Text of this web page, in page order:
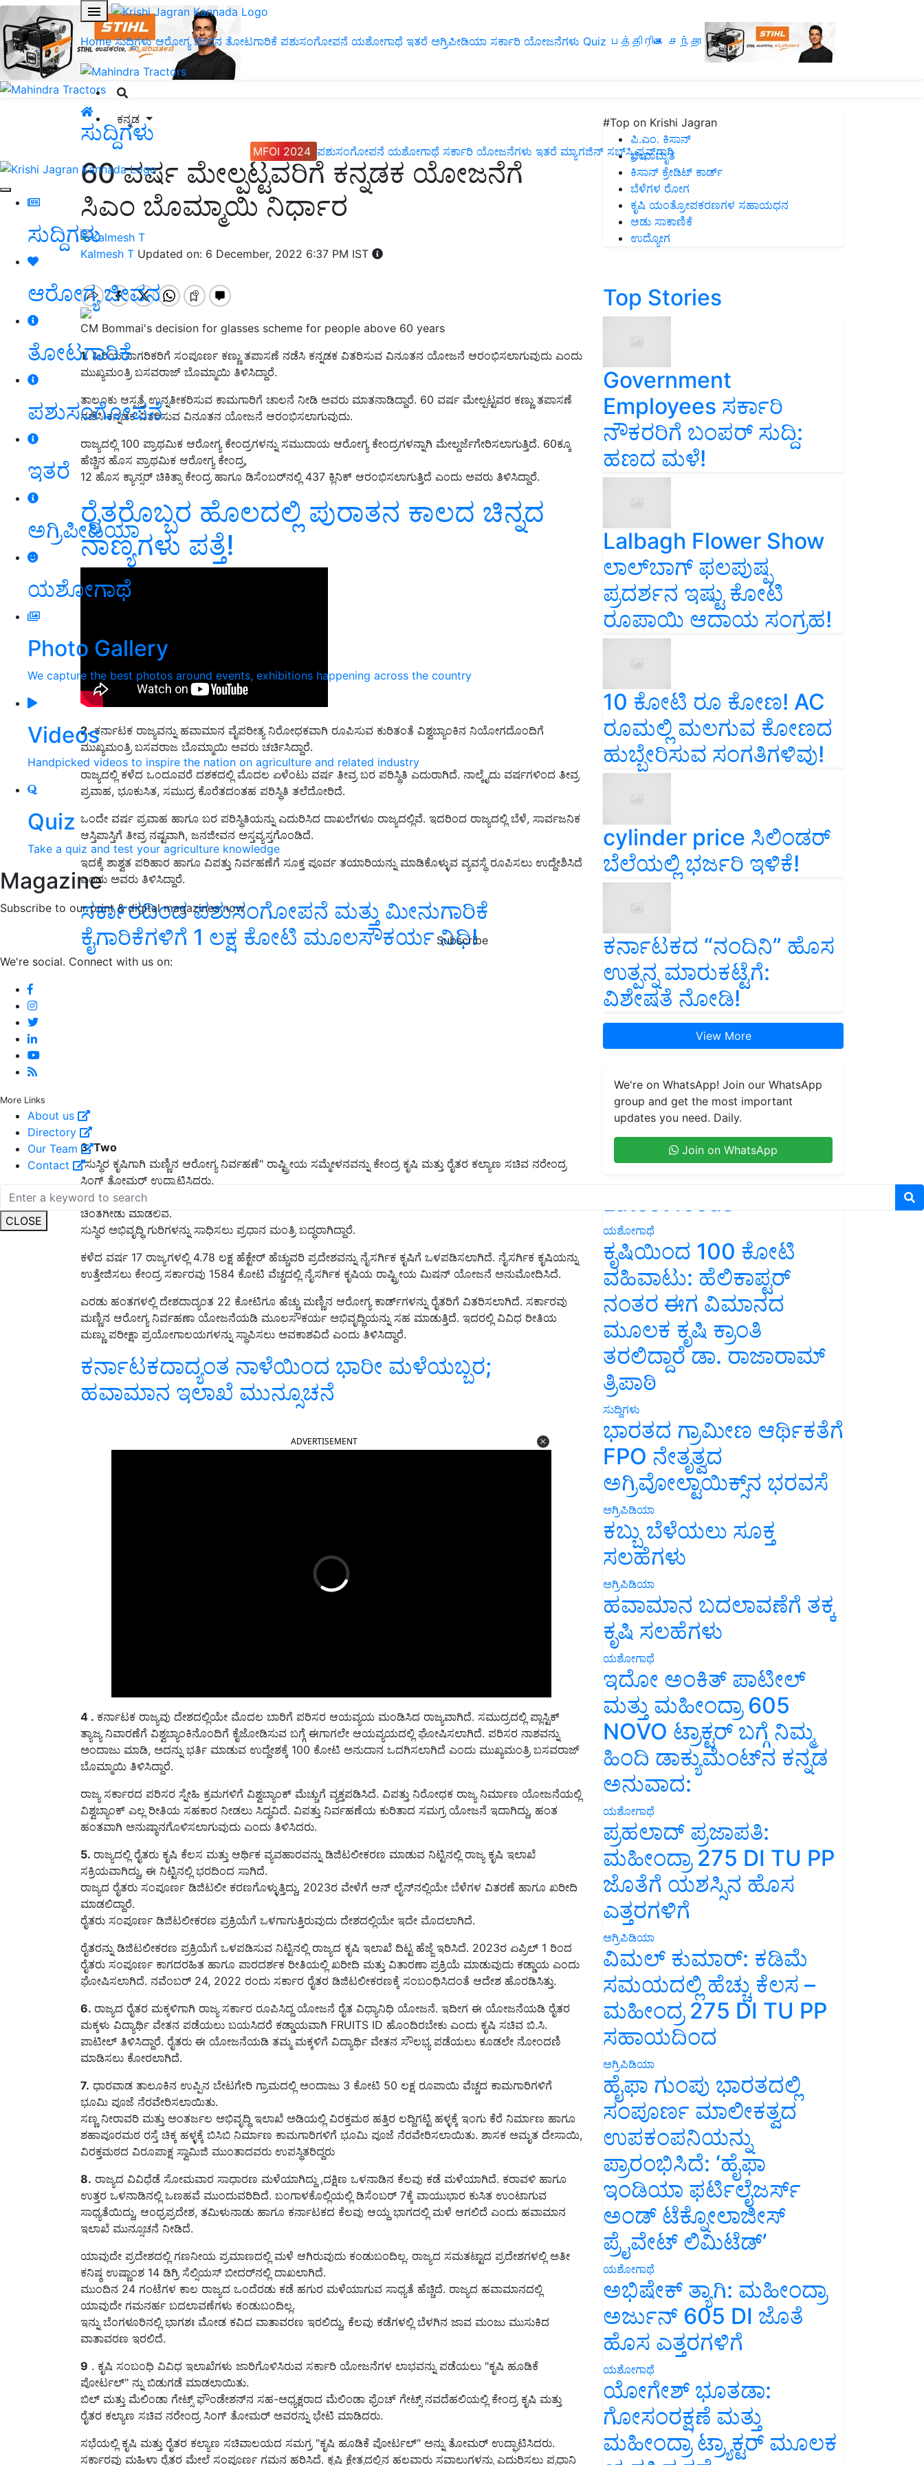
Home ಸುದ್ದಿಗಳು ಆರೋಗ್ಯ ಜೀವನ ತೋಟಗಾರಿಕೆ ಪಶುಸಂಗೋಪನೆ ಯಶೋಗಾಥೆ ಇತರೆ ಅಗ್ರಿಪೀಡಿಯಾ ಸರ್ಕಾರಿ ಯೋಜನೆಗಳು Quiz பத்திரிகை சந்தா
ಕನ್ನಡ
MFOI 2024 ಪಶುಸಂಗೋಪನೆ ಯಶೋಗಾಥೆ ಸರ್ಕಾರಿ ಯೋಜನೆಗಳು ಇತರೆ ಮ್ಯಾಗಜಿನ್‌ ಸಬ್‌ಸ್ಕ್ರಿಪ್ಷನ್‌ಗಾಗಿ
ಸುದ್ದಿಗಳು
ಆರೋಗ್ಯ ಜೀವನ
ತೋಟಗಾರಿಕೆ
ಪಶುಸಂಗೋಪನೆ
ಇತರೆ
ಅಗ್ರಿಪೀಡಿಯಾ
ಯಶೋಗಾಥೆ
Photo Gallery
We capture the best photos around events, exhibitions happening across the country
Videos
Handpicked videos to inspire the nation on agriculture and related industry
Quiz
Take a quiz and test your agriculture knowledge
Magazine
Subscribe to our print & digital magazines now
Subscribe
We're social. Connect with us on:
More Links
About us
Directory
Our Team
Contact
CLOSE
ಸುದ್ದಿಗಳು
60 ವರ್ಷ ಮೇಲ್ಪಟ್ಟವರಿಗೆ ಕನ್ನಡಕ ಯೋಜನೆಗೆ
ಸಿಎಂ ಬೊಮ್ಮಾಯಿ ನಿರ್ಧಾರ
Kalmesh T Updated on: 6 December, 2022 6:37 PM IST
CM Bommai's decision for glasses scheme for people above 60 years
1. ಹಿರಿಯ ನಾಗರಿಕರಿಗೆ ಸಂಪೂರ್ಣ ಕಣ್ಣು ತಪಾಸಣೆ ನಡೆಸಿ ಕನ್ನಡಕ ವಿತರಿಸುವ ವಿನೂತನ ಯೋಜನೆ ಆರಂಭಿಸಲಾಗುವುದು ಎಂದು
ಮುಖ್ಯಮಂತ್ರಿ ಬಸವರಾಜ್‌ ಬೊಮ್ಮಾಯಿ ತಿಳಿಸಿದ್ದಾರೆ.
ತಾಲೂಕು ಆಸ್ಪತ್ರೆ ಉನ್ನತೀಕರಿಸುವ ಕಾಮಗಾರಿಗೆ ಚಾಲನೆ ನೀಡಿ ಅವರು ಮಾತನಾಡಿದ್ದಾರೆ. 60 ವರ್ಷ ಮೇಲ್ಪಟ್ಟವರ ಕಣ್ಣು ತಪಾಸಣೆ
ನಡೆಸಿ ಕನ್ನಡಕ ವಿತರಿಸುವ ವಿನೂತನ ಯೋಜನೆ ಆರಂಭಿಸಲಾಗುವುದು.
ರಾಜ್ಯದಲ್ಲಿ 100 ಪ್ರಾಥಮಿಕ ಆರೋಗ್ಯ ಕೇಂದ್ರಗಳನ್ನು ಸಮುದಾಯ ಆರೋಗ್ಯ ಕೇಂದ್ರಗಳನ್ನಾಗಿ ಮೇಲ್ದರ್ಜೆಗೇರಿಸಲಾಗುತ್ತಿದೆ. 60ಕ್ಕೂ
ಹೆಚ್ಚಿನ ಹೊಸ ಪ್ರಾಥಮಿಕ ಆರೋಗ್ಯ ಕೇಂದ್ರ,
12 ಹೊಸ ಕ್ಯಾನ್ಸರ್ ಚಿಕಿತ್ಸಾ ಕೇಂದ್ರ ಹಾಗೂ ಡಿಸೆಂಬರ್‌ನಲ್ಲಿ 437 ಕ್ಲಿನಿಕ್ ಆರಂಭಿಸಲಾಗುತ್ತಿದೆ ಎಂದು ಅವರು ತಿಳಿಸಿದ್ದಾರೆ.
ರೈತರೊಬ್ಬರ ಹೊಲದಲ್ಲಿ ಪುರಾತನ ಕಾಲದ ಚಿನ್ನದ
ನಾಣ್ಯಗಳು ಪತ್ತೆ!
2.ಕರ್ನಾಟಕ ರಾಜ್ಯವನ್ನು ಹವಾಮಾನ ವೈಪರೀತ್ಯ ನಿರೋಧಕವಾಗಿ ರೂಪಿಸುವ ಕುರಿತಂತೆ ವಿಶ್ವಬ್ಯಾಂಕಿನ ನಿಯೋಗದೊಂದಿಗೆ
ಮುಖ್ಯಮಂತ್ರಿ ಬಸವರಾಜ ಬೊಮ್ಮಾಯಿ ಅವರು ಚರ್ಚಿಸಿದ್ದಾರೆ.
ರಾಜ್ಯದಲ್ಲಿ ಕಳೆದ ಒಂದೂವರೆ ದಶಕದಲ್ಲಿ ಮೊದಲ ಏಳೆಂಟು ವರ್ಷ ತೀವ್ರ ಬರ ಪರಿಸ್ಥಿತಿ ಎದುರಾಗಿದೆ. ನಾಲ್ಕೈದು ವರ್ಷಗಳಿಂದ ತೀವ್ರ
ಪ್ರವಾಹ, ಭೂಕುಸಿತ, ಸಮುದ್ರ ಕೊರೆತದಂತಹ ಪರಿಸ್ಥಿತಿ ತಲೆದೋರಿದೆ.
ಒಂದೇ ವರ್ಷ ಪ್ರವಾಹ ಹಾಗೂ ಬರ ಪರಿಸ್ಥಿತಿಯನ್ನು ಎದುರಿಸಿದ ದಾಖಲೆಗಳೂ ರಾಜ್ಯದಲ್ಲಿವೆ. ಇದರಿಂದ ರಾಜ್ಯದಲ್ಲಿ ಬೆಳೆ, ಸಾರ್ವಜನಿಕ
ಆಸ್ತಿಪಾಸ್ತಿಗೆ ತೀವ್ರ ನಷ್ಟವಾಗಿ, ಜನಜೀವನ ಅಸ್ತವ್ಯಸ್ತಗೊಂಡಿದೆ.
ಇದಕ್ಕೆ ಶಾಶ್ವತ ಪರಿಹಾರ ಹಾಗೂ ವಿಪತ್ತು ನಿರ್ವಹಣೆಗೆ ಸೂಕ್ತ ಪೂರ್ವ ತಯಾರಿಯನ್ನು ಮಾಡಿಕೊಳ್ಳುವ ವ್ಯವಸ್ಥೆ ರೂಪಿಸಲು ಉದ್ದೇಶಿಸಿದೆ
ಎಂದು ಅವರು ತಿಳಿಸಿದ್ದಾರೆ.
ಸರ್ಕಾರದಿಂದ ಪಶುಸಂಗೋಪನೆ ಮತ್ತು ಮೀನುಗಾರಿಕೆ
ಕೈಗಾರಿಕೆಗಳಿಗೆ 1 ಲಕ್ಷ ಕೋಟಿ ಮೂಲಸೌಕರ್ಯ ನಿಧಿ!
3. Two
"ಸುಸ್ಥಿರ ಕೃಷಿಗಾಗಿ ಮಣ್ಣಿನ ಆರೋಗ್ಯ ನಿರ್ವಹಣೆ" ರಾಷ್ಟ್ರೀಯ ಸಮ್ಮೇಳನವನ್ನು ಕೇಂದ್ರ ಕೃಷಿ ಮತ್ತು ರೈತರ ಕಲ್ಯಾಣ ಸಚಿವ ನರೇಂದ್ರ
ಸಿಂಗ್ ತೋಮರ್ ಉದ್ಘಾಟಿಸಿದರು.
"ರಾಸಾಯನಿಕ ಕೃಷಿ ಮತ್ತಿತರ ಕಾರಣಗಳಿಂದ ಮಣ್ಣಿನ ಫಲವತ್ತತೆ ಕುಸಿಯುತ್ತಿದೆ, ಈ ಪರಿಸ್ಥಿತಿಗಳು ದೇಶವನ್ನು ಮಾತ್ರವಲ್ಲದೆ ಜಗತ್ತನ್ನೂ
ಚಿಂತೆಗೀಡು ಮಾಡಲಿವೆ.
ಸುಸ್ಥಿರ ಅಭಿವೃದ್ಧಿ ಗುರಿಗಳನ್ನು ಸಾಧಿಸಲು ಪ್ರಧಾನ ಮಂತ್ರಿ ಬದ್ಧರಾಗಿದ್ದಾರೆ.
ಕಳೆದ ವರ್ಷ 17 ರಾಜ್ಯಗಳಲ್ಲಿ 4.78 ಲಕ್ಷ ಹೆಕ್ಟೇರ್ ಹೆಚ್ಚುವರಿ ಪ್ರದೇಶವನ್ನು ನೈಸರ್ಗಿಕ ಕೃಷಿಗೆ ಒಳಪಡಿಸಲಾಗಿದೆ. ನೈಸರ್ಗಿಕ ಕೃಷಿಯನ್ನು
ಉತ್ತೇಜಿಸಲು ಕೇಂದ್ರ ಸರ್ಕಾರವು 1584 ಕೋಟಿ ವೆಚ್ಚದಲ್ಲಿ ನೈಸರ್ಗಿಕ ಕೃಷಿಯ ರಾಷ್ಟ್ರೀಯ ಮಿಷನ್ ಯೋಜನೆ ಅನುಮೋದಿಸಿದೆ.
ಎರಡು ಹಂತಗಳಲ್ಲಿ ದೇಶದಾದ್ಯಂತ 22 ಕೋಟಿಗೂ ಹೆಚ್ಚು ಮಣ್ಣಿನ ಆರೋಗ್ಯ ಕಾರ್ಡ್‌ಗಳನ್ನು ರೈತರಿಗೆ ವಿತರಿಸಲಾಗಿದೆ. ಸರ್ಕಾರವು
ಮಣ್ಣಿನ ಆರೋಗ್ಯ ನಿರ್ವಹಣಾ ಯೋಜನೆಯಡಿ ಮೂಲಸೌಕರ್ಯ ಅಭಿವೃದ್ಧಿಯನ್ನು ಸಹ ಮಾಡುತ್ತಿದೆ. ಇದರಲ್ಲಿ ವಿವಿಧ ರೀತಿಯ
ಮಣ್ಣು ಪರೀಕ್ಷಾ ಪ್ರಯೋಗಾಲಯಗಳನ್ನು ಸ್ಥಾಪಿಸಲು ಅವಕಾಶವಿದೆ ಎಂದು ತಿಳಿಸಿದ್ದಾರೆ.
ಕರ್ನಾಟಕದಾದ್ಯಂತ ನಾಳೆಯಿಂದ ಭಾರೀ ಮಳೆಯಬ್ಬರ;
ಹವಾಮಾನ ಇಲಾಖೆ ಮುನ್ಸೂಚನೆ
ಕರ್ನಾಟಕ ರಾಜ್ಯವು ದೇಶದಲ್ಲಿಯೇ ಮೊದಲ ಬಾರಿಗೆ ಪರಿಸರ ಆಯವ್ಯಯ ಮಂಡಿಸಿದ ರಾಜ್ಯವಾಗಿದೆ. ಸಮುದ್ರದಲ್ಲಿ ಪ್ಲಾಸ್ಟಿಕ್
ತ್ಯಾಜ್ಯ ನಿವಾರಣೆಗೆ ವಿಶ್ವಬ್ಯಾಂಕಿನೊಂದಿಗೆ ಕೈಜೋಡಿಸುವ ಬಗ್ಗೆ ಈಗಾಗಲೇ ಆಯವ್ಯಯದಲ್ಲಿ ಘೋಷಿಸಲಾಗಿದೆ. ಪರಿಸರ ನಾಶವನ್ನು
ಅಂದಾಜು ಮಾಡಿ, ಅದನ್ನು ಭರ್ತಿ ಮಾಡುವ ಉದ್ದೇಶಕ್ಕೆ 100 ಕೋಟಿ ಅನುದಾನ ಒದಗಿಸಲಾಗಿದೆ ಎಂದು ಮುಖ್ಯಮಂತ್ರಿ ಬಸವರಾಜ್‌
ಬೊಮ್ಮಾಯಿ ತಿಳಿಸಿದ್ದಾರೆ.
ರಾಜ್ಯ ಸರ್ಕಾರದ ಪರಿಸರ ಸ್ನೇಹಿ ಕ್ರಮಗಳಿಗೆ ವಿಶ್ವಬ್ಯಾಂಕ್ ಮೆಚ್ಚುಗೆ ವ್ಯಕ್ತಪಡಿಸಿದೆ. ವಿಪತ್ತು ನಿರೋಧಕ ರಾಜ್ಯ ನಿರ್ಮಾಣ ಯೋಜನೆಯಲ್ಲಿ
ವಿಶ್ವಬ್ಯಾಂಕ್ ಎಲ್ಲ ರೀತಿಯ ಸಹಕಾರ ನೀಡಲು ಸಿದ್ಧವಿದೆ. ವಿಪತ್ತು ನಿರ್ವಹಣೆಯ ಕುರಿತಾದ ಸಮಗ್ರ ಯೋಜನೆ ಇದಾಗಿದ್ದು, ಹಂತ
ಹಂತವಾಗಿ ಅನುಷ್ಠಾನಗೊಳಿಸಲಾಗುವುದು ಎಂದು ತಿಳಿಸಿದರು.
ರಾಜ್ಯದಲ್ಲಿ ರೈತರು ಕೃಷಿ ಕೆಲಸ ಮತ್ತು ಆರ್ಥಿಕ ವ್ಯವಹಾರವನ್ನು ಡಿಜಿಟಲೀಕರಣ ಮಾಡುವ ನಿಟ್ಟಿನಲ್ಲಿ ರಾಜ್ಯ ಕೃಷಿ ಇಲಾಖೆ
ಸಕ್ರಿಯವಾಗಿದ್ದು, ಈ ನಿಟ್ಟಿನಲ್ಲಿ ಭರದಿಂದ ಸಾಗಿದೆ.
ರಾಜ್ಯದ ರೈತರು ಸಂಪೂರ್ಣ ಡಿಜಿಟಲೀ ಕರಣಗೊಳ್ಳುತ್ತಿದ್ದು, 2023ರ ವೇಳೆಗೆ ಆನ್‌ ಲೈನ್‌ನಲ್ಲಿಯೇ ಬೆಳೆಗಳ ವಿತರಣೆ ಹಾಗೂ ಖರೀದಿ
ಮಾಡಲಿದ್ದಾರೆ.
ರೈತರು ಸಂಪೂರ್ಣ ಡಿಜಿಟಲೀಕರಣ ಪ್ರಕ್ರಿಯೆಗೆ ಒಳಗಾಗುತ್ತಿರುವುದು ದೇಶದಲ್ಲಿಯೇ ಇದೇ ಮೊದಲಾಗಿದೆ.
ರೈತರನ್ನು ಡಿಜಿಟಲೀಕರಣ ಪ್ರಕ್ರಿಯೆಗೆ ಒಳಪಡಿಸುವ ನಿಟ್ಟಿನಲ್ಲಿ ರಾಜ್ಯದ ಕೃಷಿ ಇಲಾಖೆ ದಿಟ್ಟ ಹೆಜ್ಜೆ ಇರಿಸಿದೆ. 2023ರ ಏಪ್ರಿಲ್ 1 ರಿಂದ
ರೈತರು ಸಂಪೂರ್ಣ ಕಾಗದರಹಿತ ಹಾಗೂ ಪಾರದರ್ಶಕ ರೀತಿಯಲ್ಲಿ ಖರೀದಿ ಮತ್ತು ವಿತಾರಣಾ ಪ್ರಕ್ರಿಯೆ ಮಾಡುವುದು ಕಡ್ಡಾಯ ಎಂದು
ಘೋಷಿಸಲಾಗಿದೆ. ನವೆಂಬರ್ 24, 2022 ರಂದು ಸರ್ಕಾರ ರೈತರ ಡಿಜಿಟಲೀಕರಣಕ್ಕೆ ಸಂಬಂಧಿಸಿದಂತೆ ಆದೇಶ ಹೊರಡಿಸಿತ್ತು.
ರಾಜ್ಯದ ರೈತರ ಮಕ್ಕಳಿಗಾಗಿ ರಾಜ್ಯ ಸರ್ಕಾರ ರೂಪಿಸಿದ್ದ ಯೋಜನೆ ರೈತ ವಿಧ್ಯಾನಿಧಿ ಯೋಜನೆ. ಇದೀಗ ಈ ಯೋಜನೆಯಡಿ ರೈತರ
ಮಕ್ಕಳು ವಿದ್ಯಾರ್ಥಿ ವೇತನ ಪಡೆಯಲು ಬಯಸಿದರೆ ಕಡ್ಡಾಯವಾಗಿ FRUITS ID ಹೊಂದಿರಬೇಕು ಎಂದು ಕೃಷಿ ಸಚಿವ ಬಿ.ಸಿ.
ಪಾಟೀಲ್‌ ತಿಳಿಸಿದ್ದಾರೆ. ರೈತರು ಈ ಯೋಜನೆಯಡಿ ತಮ್ಮ ಮಕ್ಕಳಿಗೆ ವಿದ್ಯಾರ್ಥಿ ವೇತನ ಸೌಲಭ್ಯ ಪಡೆಯಲು ಕೂಡಲೇ ನೋಂದಣಿ
ಮಾಡಿಸಲು ಕೋರಲಾಗಿದೆ.
ಭೂಮಿ ಪೂಜೆ ನೆರವೇರಿಸಲಾಯಿತು.
ಸಣ್ಣ ನೀರಾವರಿ ಮತ್ತು ಅಂತರ್ಜಲ ಅಭಿವೃದ್ಧಿ ಇಲಾಖೆ ಅಡಿಯಲ್ಲಿ ವಿರಕ್ತಮಠ ಹತ್ತಿರ ಲದ್ದಿಗಟ್ಟಿ ಹಳ್ಳಕ್ಕೆ ಇಂಗು ಕೆರೆ ನಿರ್ಮಾಣ ಹಾಗೂ
ಶಹಾಪೂರಮಠ ರಸ್ತೆ ಚಿಕ್ಕ ಹಳ್ಳಕ್ಕೆ ಬಿಸಿಬಿ ನಿರ್ಮಾಣ ಕಾಮಗಾರಿಗಳಿಗೆ ಭೂಮಿ ಪೂಜೆ ನೆರವೇರಿಸಲಾಯಿತು. ಶಾಸಕ ಅಮೃತ ದೇಸಾಯಿ,
ವಿರಕ್ತಮಠದ ವಿರೂಪಾಕ್ಷ ಸ್ವಾಮಿಜಿ ಮುಂತಾದವರು ಉಪಸ್ಥಿತರಿದ್ದರು
ರಾಜ್ಯದ ವಿವಿಧೆಡೆ ಸೋಮವಾರ ಸಾಧಾರಣ ಮಳೆಯಾಗಿದ್ದು ,ದಕ್ಷಿಣ ಒಳನಾಡಿನ ಕೆಲವು ಕಡೆ ಮಳೆಯಾಗಿದೆ. ಕರಾವಳಿ ಹಾಗೂ
ಉತ್ತರ ಒಳನಾಡಿನಲ್ಲಿ ಒಣಹವೆ ಮುಂದುವರಿದಿದೆ. ಬಂಗಾಳಕೊಲ್ಲಿಯಲ್ಲಿ ಡಿಸೆಂಬರ್‌ 7ಕ್ಕೆ ವಾಯುಭಾರ ಕುಸಿತ ಉಂಟಾಗುವ
ಸಾಧ್ಯತೆಯಿದ್ದು, ಆಂಧ್ರಪ್ರದೇಶ, ತಮಿಳುನಾಡು ಹಾಗೂ ಕರ್ನಾಟಕದ ಕೆಲವು ಆಯ್ದ ಭಾಗದಲ್ಲಿ ಮಳೆ ಆಗಲಿದೆ ಎಂದು ಹವಾಮಾನ
ಇಲಾಖೆ ಮುನ್ಸೂಚನೆ ನೀಡಿದೆ.
ಯಾವುದೇ ಪ್ರದೇಶದಲ್ಲಿ ಗಣನೀಯ ಪ್ರಮಾಣದಲ್ಲಿ ಮಳೆ ಆಗಿರುವುದು ಕಂಡುಬಂದಿಲ್ಲ. ರಾಜ್ಯದ ಸಮತಟ್ಟಾದ ಪ್ರದೇಶಗಳಲ್ಲಿ ಅತೀ
ಕನಿಷ್ಠ ಉಷ್ಣಾಂಶ 14 ಡಿಗ್ರಿ ಸೆಲ್ಸಿಯಸ್‌ ಬೀದರ್‌ನಲ್ಲಿ ದಾಖಲಾಗಿದೆ.
ಮುಂದಿನ 24 ಗಂಟೆಗಳ ಕಾಲ ರಾಜ್ಯದ ಒಂದೆರಡು ಕಡೆ ಹಗುರ ಮಳೆಯಾಗುವ ಸಾಧ್ಯತೆ ಹೆಚ್ಚಿದೆ. ರಾಜ್ಯದ ಹವಾಮಾನದಲ್ಲಿ
ಯಾವುದೇ ಗಮನರ್ಹ ಬದಲಾವಣೆಗಳು ಕಂಡುಬಂದಿಲ್ಲ.
ಇನ್ನು ಬೆಂಗಳೂರಿನಲ್ಲಿ ಭಾಗಶಃ ಮೋಡ ಕವಿದ ವಾತಾವರಣ ಇರಲಿದ್ದು, ಕೆಲವು ಕಡೆಗಳಲ್ಲಿ ಬೆಳಗಿನ ಜಾವ ಮಂಜು ಮುಸುಕಿದ
ವಾತಾವರಣ ಇರಲಿದೆ.
ಪೋರ್ಟಲ್‌" ನ್ನು ಬಿಡುಗಡೆ ಮಾಡಲಾಯಿತು.
ಬಿಲ್ ಮತ್ತು ಮೆಲಿಂಡಾ ಗೇಟ್ಸ್ ಫೌಂಡೇಶನ್‌ನ ಸಹ-ಅಧ್ಯಕ್ಷರಾದ ಮೆಲಿಂಡಾ ಫ್ರೆಂಚ್ ಗೇಟ್ಸ್ ನವದೆಹಲಿಯಲ್ಲಿ ಕೇಂದ್ರ ಕೃಷಿ ಮತ್ತು
ರೈತರ ಕಲ್ಯಾಣ ಸಚಿವ ನರೇಂದ್ರ ಸಿಂಗ್ ತೋಮರ್ ಅವರನ್ನು ಭೇಟಿ ಮಾಡಿದರು.
ಸಭೆಯಲ್ಲಿ ಕೃಷಿ ಮತ್ತು ರೈತರ ಕಲ್ಯಾಣ ಸಚಿವಾಲಯದ ಸಮಗ್ರ "ಕೃಷಿ ಹೂಡಿಕೆ ಪೋರ್ಟಲ್" ಅನ್ನು ತೋಮರ್ ಉದ್ಘಾಟಿಸಿದರು.
ಸರ್ಕಾರವು ಮಹಿಳಾ ರೈತರ ಮೇಲೆ ಸಂಪೂರ್ಣ ಗಮನ ಹರಿಸಿದೆ. ಕೃಷಿ ಕ್ಷೇತ್ರದಲ್ಲಿನ ಹಲವಾರು ಸವಾಲುಗಳನ್ನು ಎದುರಿಸಲು ಪ್ರಧಾನಿ
ಮೋದಿಯವರ ನಿರ್ದೇಶನದ ಅಡಿಯಲ್ಲಿ
#Top on Krishi Jagran
ಪಿ.ಎಂ. ಕಿಸಾನ್
ಜೀವಾಮೃತ
ಕಿಸಾನ್ ಕ್ರೇಡಿಟ್ ಕಾರ್ಡ್
ಬೆಳೆಗಳ ರೋಗ
ಕೃಷಿ ಯಂತ್ರೋಪಕರಣಗಳ ಸಹಾಯಧನ
ಆಡು ಸಾಕಾಣಿಕೆ
ಉದ್ಯೋಗ
Top Stories
Government
Employees ಸರ್ಕಾರಿ
ನೌಕರರಿಗೆ ಬಂಪರ್‌ ಸುದ್ದಿ:
ಹಣದ ಮಳೆ!
Lalbagh Flower Show
ಲಾಲ್‌ಬಾಗ್ ಫಲಪುಷ್ಪ
ಪ್ರದರ್ಶನ ಇಷ್ಟು ಕೋಟಿ
ರೂಪಾಯಿ ಆದಾಯ ಸಂಗ್ರಹ!
10 ಕೋಟಿ ರೂ ಕೋಣ! AC
ರೂಮಲ್ಲಿ ಮಲಗುವ ಕೋಣದ
ಹುಬ್ಬೇರಿಸುವ ಸಂಗತಿಗಳಿವು!
cylinder price ಸಿಲಿಂಡರ್‌
ಬೆಲೆಯಲ್ಲಿ ಭರ್ಜರಿ ಇಳಿಕೆ!
ಕರ್ನಾಟಕದ “ನಂದಿನಿ” ಹೊಸ
ಉತ್ಪನ್ನ ಮಾರುಕಟ್ಟೆಗೆ:
ವಿಶೇಷತೆ ನೋಡಿ!
View More
We're on WhatsApp! Join our WhatsApp
group and get the most important
updates you need. Daily.
Join on WhatsApp
Latest feeds
ಯಶೋಗಾಥೆ
ಕೃಷಿಯಿಂದ 100 ಕೋಟಿ
ವಹಿವಾಟು: ಹೆಲಿಕಾಪ್ಟರ್
ನಂತರ ಈಗ ವಿಮಾನದ
ಮೂಲಕ ಕೃಷಿ ಕ್ರಾಂತಿ
ತರಲಿದ್ದಾರೆ ಡಾ. ರಾಜಾರಾಮ್
ತ್ರಿಪಾಠಿ
ಸುದ್ದಿಗಳು
ಭಾರತದ ಗ್ರಾಮೀಣ ಆರ್ಥಿಕತೆಗೆ
FPO ನೇತೃತ್ವದ
ಅಗ್ರಿವೋಲ್ಟಾಯಿಕ್ಸ್‌ನ ಭರವಸೆ
ಅಗ್ರಿಪಿಡಿಯಾ
ಕಬ್ಬು ಬೆಳೆಯಲು ಸೂಕ್ತ
ಸಲಹೆಗಳು
ಅಗ್ರಿಪಿಡಿಯಾ
ಹವಾಮಾನ ಬದಲಾವಣೆಗೆ ತಕ್ಕ
ಕೃಷಿ ಸಲಹೆಗಳು
ಯಶೋಗಾಥೆ
ಇದೋ ಅಂಕಿತ್ ಪಾಟೀಲ್
ಮತ್ತು ಮಹೀಂದ್ರಾ 605
NOVO ಟ್ರಾಕ್ಟರ್ ಬಗ್ಗೆ ನಿಮ್ಮ
ಹಿಂದಿ ಡಾಕ್ಯುಮೆಂಟ್‌ನ ಕನ್ನಡ
ಅನುವಾದ:
ಯಶೋಗಾಥೆ
ಪ್ರಹಲಾದ್ ಪ್ರಜಾಪತಿ:
ಮಹೀಂದ್ರಾ 275 DI TU PP
ಜೊತೆಗೆ ಯಶಸ್ಸಿನ ಹೊಸ
ಎತ್ತರಗಳಿಗೆ
ಅಗ್ರಿಪಿಡಿಯಾ
ವಿಮಲ್ ಕುಮಾರ್: ಕಡಿಮೆ
ಸಮಯದಲ್ಲಿ ಹೆಚ್ಚು ಕೆಲಸ –
ಮಹೀಂದ್ರ 275 DI TU PP
ಸಹಾಯದಿಂದ
ಅಗ್ರಿಪಿಡಿಯಾ
ಹೈಫಾ ಗುಂಪು ಭಾರತದಲ್ಲಿ
ಸಂಪೂರ್ಣ ಮಾಲೀಕತ್ವದ
ಉಪಕಂಪನಿಯನ್ನು
ಪ್ರಾರಂಭಿಸಿದೆ: ‘ಹೈಫಾ
ಇಂಡಿಯಾ ಫರ್ಟಿಲೈಜರ್ಸ್
ಅಂಡ್ ಟೆಕ್ನೋಲಾಜೀಸ್
ಪ್ರೈವೇಟ್ ಲಿಮಿಟೆಡ್’
ಯಶೋಗಾಥೆ
ಅಭಿಷೇಕ್ ತ್ಯಾಗಿ: ಮಹೀಂದ್ರಾ
ಅರ್ಜುನ್ 605 DI ಜೊತೆ
ಹೊಸ ಎತ್ತರಗಳಿಗೆ
ಯಶೋಗಾಥೆ
ಯೋಗೇಶ್ ಭೂತಡಾ:
ಗೋಸಂರಕ್ಷಣೆ ಮತ್ತು
ಮಹೀಂದ್ರಾ ಟ್ರ್ಯಾಕ್ಟರ್ ಮೂಲಕ